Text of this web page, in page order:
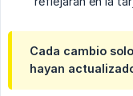
Cada cambio
hayan